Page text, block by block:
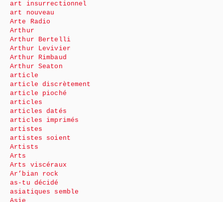
art insurrectionnel
art nouveau
Arte Radio
Arthur
Arthur Bertelli
Arthur Levivier
Arthur Rimbaud
Arthur Seaton
article
article discrètement
article pioché
articles
articles datés
articles imprimés
artistes
artistes soient
Artists
Arts
Arts viscéraux
Ar’bian rock
as-tu décidé
asiatiques semble